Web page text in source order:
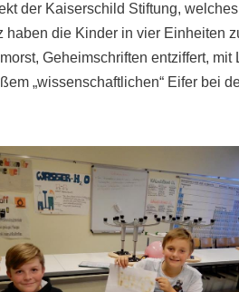
der Kaiserschild Stiftung,
haben die Kinder in vier Einheiten
Geheimschriften entziffert, mit
„wissenschaftlichen“ Eifer bei